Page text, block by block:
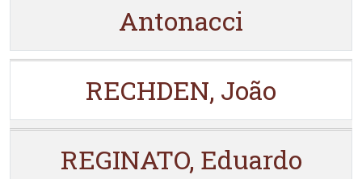
Antonacci
RECHDEN, João
REGINATO, Eduardo